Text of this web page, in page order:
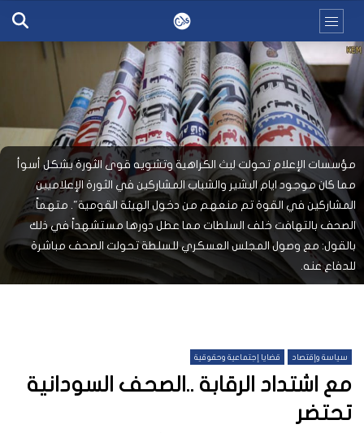
مؤسسات الإعلام تحولت لبث الكراهية وتشويه قوى الثورة بشكل أسوأ
مما كان موجود ايام البشير والشباب المشاركين في الثورة الإعلاميين
المشاركين في القوة تم منعهم من دخول الهيئة القومية". متهماً
الصحف بالتهافت خلف السلطات مما عطل دورها مستشهداً في ذلك
بالقول: مع وصول المجلس العسكري للسلطة تحولت الصحف مباشرة
للدفاع عنه.
سياسة وإقتصاد قضايا إجتماعية وحقوقية
مع اشتداد الرقابة ..الصحف السودانية
تحتضر